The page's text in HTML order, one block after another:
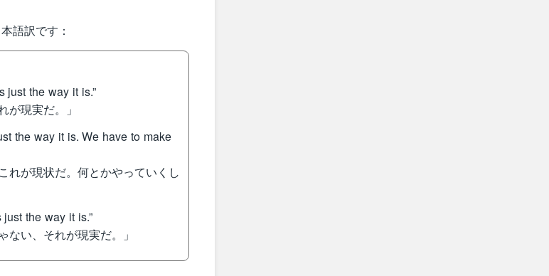
語訳です：
just the way it is.”
が現実だ。」
the way it is. We have to make
れが現状だ。何とかやっていくし
just the way it is.”
い、それが現実だ。」